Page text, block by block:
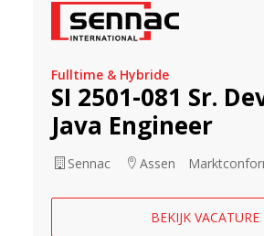
Fulltime & Hybride
SI 2501-081 Sr.
Java Engineer
Sennac Assen
BEKIJK VACATURE